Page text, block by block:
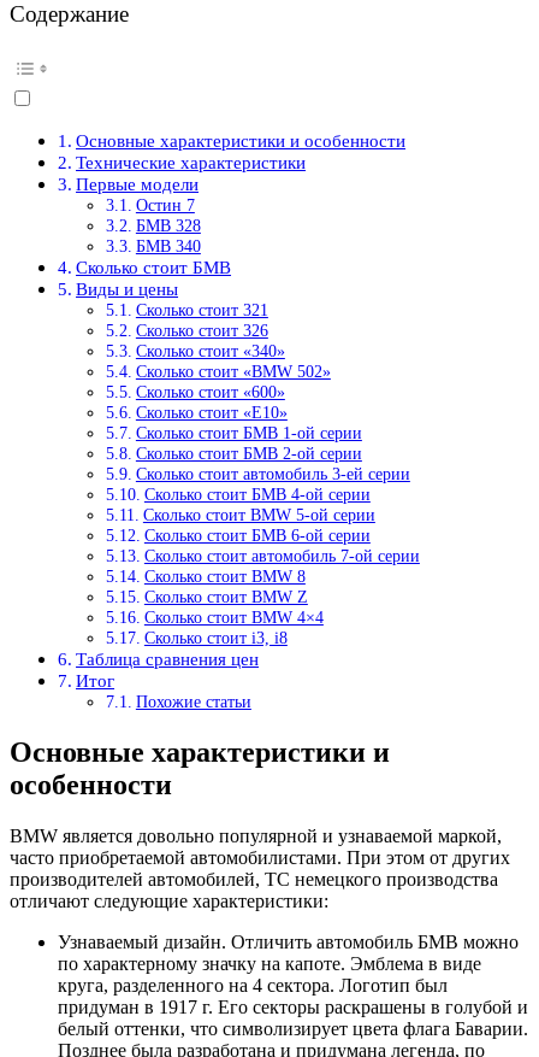
Содержание
Основные характеристики и особенности
Технические характеристики
Первые модели
Остин 7
БМВ 328
БМВ 340
Сколько стоит БМВ
Виды и цены
Сколько стоит 321
Сколько стоит 326
Сколько стоит «340»
Сколько стоит «BMW 502»
Сколько стоит «600»
Сколько стоит «E10»
Сколько стоит БМВ 1-ой серии
Сколько стоит БМВ 2-ой серии
Сколько стоит автомобиль 3-ей серии
Сколько стоит БМВ 4-ой серии
Сколько стоит BMW 5-ой серии
Сколько стоит БМВ 6-ой серии
Сколько стоит автомобиль 7-ой серии
Сколько стоит BMW 8
Сколько стоит BMW Z
Сколько стоит BMW 4×4
Сколько стоит i3, i8
Таблица сравнения цен
Итог
Похожие статьи
Основные характеристики и
особенности
BMW является довольно популярной и узнаваемой маркой,
часто приобретаемой автомобилистами. При этом от других
производителей автомобилей, ТС немецкого производства
отличают следующие характеристики:
Узнаваемый дизайн. Отличить автомобиль БМВ можно
по характерному значку на капоте. Эмблема в виде
круга, разделенного на 4 сектора. Логотип был
придуман в 1917 г. Его секторы раскрашены в голубой и
белый оттенки, что символизирует цвета флага Баварии.
Позднее была разработана и придумана легенда, по